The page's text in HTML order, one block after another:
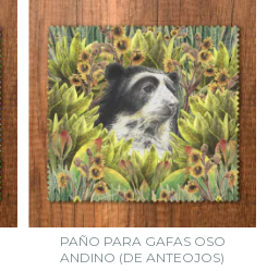
PAÑO PARA GAFAS OSO
ANDINO (DE ANTEOJOS)